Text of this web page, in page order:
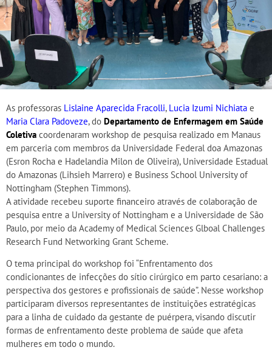
As professoras Lislaine Aparecida Fracolli, Lucia Izumi Nichiata e
Maria Clara Padoveze, do Departamento de Enfermagem em Saúde
Coletiva coordenaram workshop de pesquisa realizado em Manaus
em parceria com membros da Universidade Federal doa Amazonas
(Esron Rocha e Hadelandia Milon de Oliveira), Universidade Estadual
do Amazonas (Lihsieh Marrero) e Business School University of
Nottingham (Stephen Timmons).
A atividade recebeu suporte financeiro através de colaboração de
pesquisa entre a University of Nottingham e a Universidade de São
Paulo, por meio da Academy of Medical Sciences Glboal Challenges
Research Fund Networking Grant Scheme.
O tema principal do workshop foi “Enfrentamento dos
condicionantes de infecções do sítio cirúrgico em parto cesariano: a
perspectiva dos gestores e profissionais de saúde”. Nesse workshop
participaram diversos representantes de instituições estratégicas
para a linha de cuidado da gestante de puérpera, visando discutir
formas de enfrentamento deste problema de saúde que afeta
mulheres em todo o mundo.